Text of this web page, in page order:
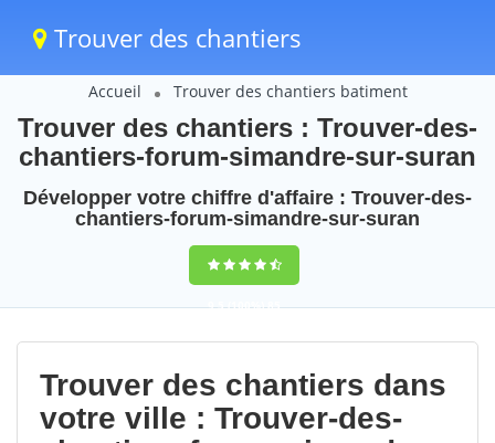
Trouver des chantiers
Accueil Trouver des chantiers batiment
Trouver des chantiers : Trouver-des-
chantiers-forum-simandre-sur-suran
Développer votre chiffre d'affaire : Trouver-des-
chantiers-forum-simandre-sur-suran
9,5(100%)85
votes
Trouver des chantiers dans
votre ville : Trouver-des-